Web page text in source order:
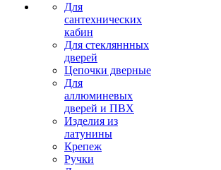
Для
сантехнических
кабин
Для стекляннных
дверей
Цепочки дверные
Для
аллюминевых
дверей и ПВХ
Изделия из
латунины
Крепеж
Ручки